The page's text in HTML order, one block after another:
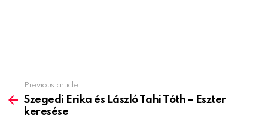
more
Previous article
Szegedi Erika és László Tahi Tóth – Eszter
keresése